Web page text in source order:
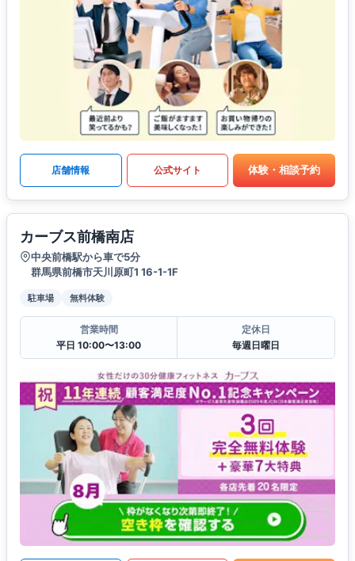
店舗情報 公式サイト 体験・相談予約
カーブス前橋南店
中央前橋駅から車で5分
群馬県前橋市天川原町1 16-1-1F
駐車場 無料体験
営業時間
平日 10:00〜13:00
定休日
毎週日曜日